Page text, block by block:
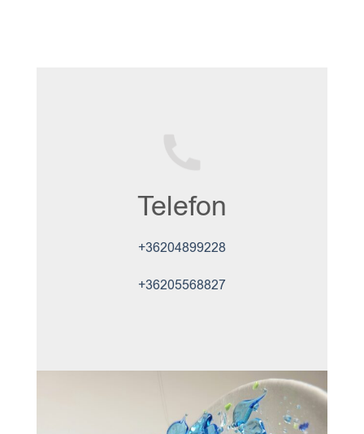
Telefon
+36204899228
+36205568827